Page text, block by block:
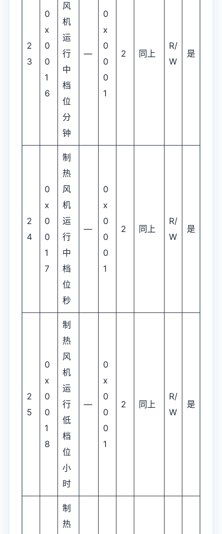
2
3
0
x
0
0
1
6
风
机
运
行
中
档
位
分
钟
—
0
x
0
0
0
1
2 同上
R/
W
是
2
4
0
x
0
0
1
7
制
热
风
机
运
行
中
档
位
秒
—
0
x
0
0
0
1
2 同上
R/
W
是
2
5
0
x
0
0
1
8
制
热
风
机
运
行
低
档
位
小
时
—
0
x
0
0
0
1
2 同上
R/
W
是
制
热